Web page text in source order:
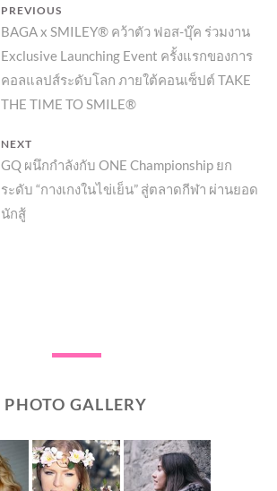
PREVIOUS
BAGA x SMILEY® คว้าตัว ฟอส-บุ๊ค ร่วมงาน
Exclusive Launching Event ครั้งแรกของการ
คอลแลปส์ระดับโลก ภายใต้คอนเซ็ปต์ TAKE
THE TIME TO SMILE®
NEXT
GQ ผนึกกำลังกับ ONE Championship ยก
ระดับ “กางเกงในไข่เย็น” สู่ตลาดกีฬา ผ่านยอด
นักสู้
PHOTO GALLERY